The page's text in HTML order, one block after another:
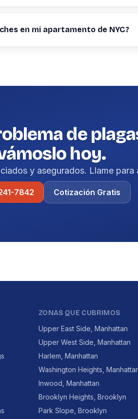
en mi apartamento de NYC?
de
hoy.
y asegurados. Llame para
7842 Cotización Gratis
ZONAS QUE CUBRIMOS
Upper East Side, Manhattan
Upper West Side, Manhattan
Harlem, Manhattan
Washington Heights,
Inwood, Manhattan
Brooklyn Heights, Brooklyn
Park Slope, Brooklyn